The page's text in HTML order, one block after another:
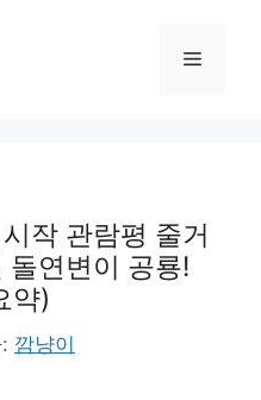
메
작 관람평 줄거
돌연변이 공룡!
약)
깜냥이